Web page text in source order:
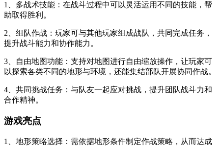
1、多战术技能：在战斗过程中可以灵活运用不同的技能，帮
助取得胜利。
2、组队作战：玩家可与其他玩家组成战队，共同完成任务，
提升战斗能力和协作能力。
3、自由地图功能：支持对地图进行自由缩放操作，让玩家可
以探索各类不同的地形与环境，还能集结部队开展协同作战。
4、共同挑战任务：与队友一起应对挑战，提升团队战斗力和
合作精神。
游戏亮点
1、地形策略选择：需依据地形条件制定作战策略，从而达成